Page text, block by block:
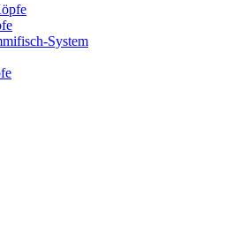
System